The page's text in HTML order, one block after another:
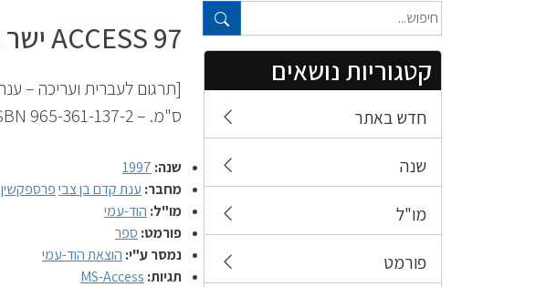
טקסט חופשי...
קטגוריות נושאים
חדש באתר
שנה
מו"ל
פורמט
97 ACCESS ישר ולעניין : [מדריך ויזואלי]
ס"מ. – ISBN 965-361-137-2
שנה: 1997
מחבר: ענת קדם בן צביפרספקשין
מו"ל: הוד-עמי
פורמט: ספר
נמסר ע"י: הוצאת הוד-עמי
תגיות: MS-Access